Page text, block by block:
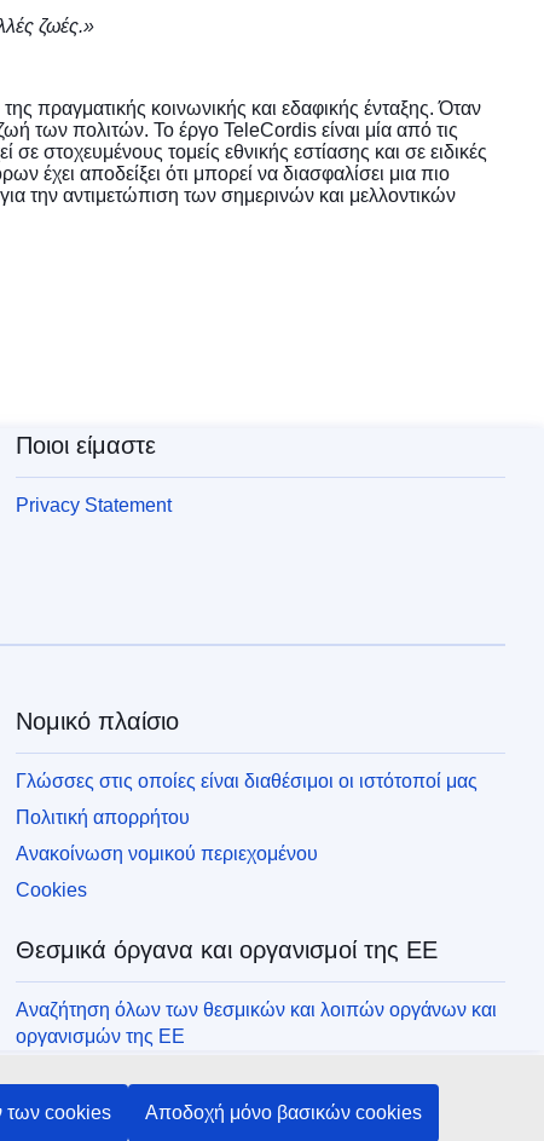
cookies Αποδοχή μόνο βασικών cookies
ζωές.»
πραγματικής κοινωνικής και εδαφικής ένταξης. Όταν
των πολιτών. Το έργο TeleCordis είναι μία από τις
στοχευμένους τομείς εθνικής εστίασης και σε ειδικές
αποδείξει ότι μπορεί να διασφαλίσει μια πιο
την αντιμετώπιση των σημερινών και μελλοντικών
Ποιοι είμαστε
Privacy Statement
Νομικό πλαίσιο
Γλώσσες στις οποίες είναι διαθέσιμοι οι ιστότοποί μας
Πολιτική απορρήτου
Ανακοίνωση νομικού περιεχομένου
Cookies
Θεσμικά όργανα και οργανισμοί της ΕΕ
Αναζήτηση όλων των θεσμικών και λοιπών οργάνων και
οργανισμών της ΕΕ